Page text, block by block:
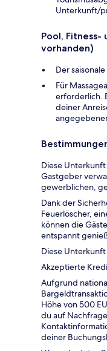
Unterkunft/
Pool, Fitness-
vorhanden)
Der
Für
erforderlich.
deiner
Diese
Gastgeber
gewerblichen,
Dank der
Feuerlöscher,
können die
entspannt
Diese
Akzeptierte
Aufgrund
Höhe von 500
du auf
deiner